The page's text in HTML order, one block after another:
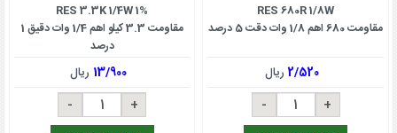
RES 680R 1/8W
مقاومت 680 اهم 1/8 وات دقت 5 درصد
2/520ریال
RES 3.3K 1/4W 1%
مقاومت 3.3 کیلو اهم 1/4 وات دقیق 1
درصد
13/900 ریال